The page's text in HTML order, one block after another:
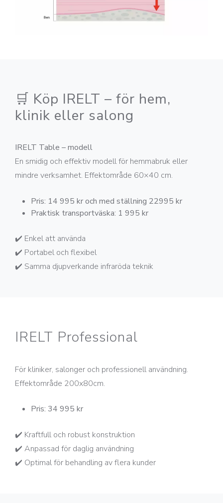
🛒 Köp IRELT – för hem,
klinik eller salong
IRELT Table – modell
En smidig och effektiv modell för hemmabruk eller
mindre verksamhet. Effektområde 60×40 cm.
Pris: 14 995 kr och med ställning 22995 kr
Praktisk transportväska: 1 995 kr
✔️ Enkel att använda
✔️ Portabel och flexibel
✔️ Samma djupverkande infraröda teknik
IRELT Professional
För kliniker, salonger och professionell användning.
Effektområde 200x80cm.
Pris: 34 995 kr
✔️ Kraftfull och robust konstruktion
✔️ Anpassad för daglig användning
✔️ Optimal för behandling av flera kunder